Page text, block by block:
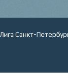
Санкт-